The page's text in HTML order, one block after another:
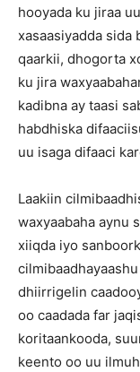
hooyada ku jiraa
xasaasiyadda
qaarkii, dhogorta
ku jira
kadibna ay taasi
habdhiska
uu isaga difaaci
Laakiin
waxyaabaha aynu
xiiqda iyo
dhiirrigelin
oo caadada far
koritaankooda,
keento oo uu